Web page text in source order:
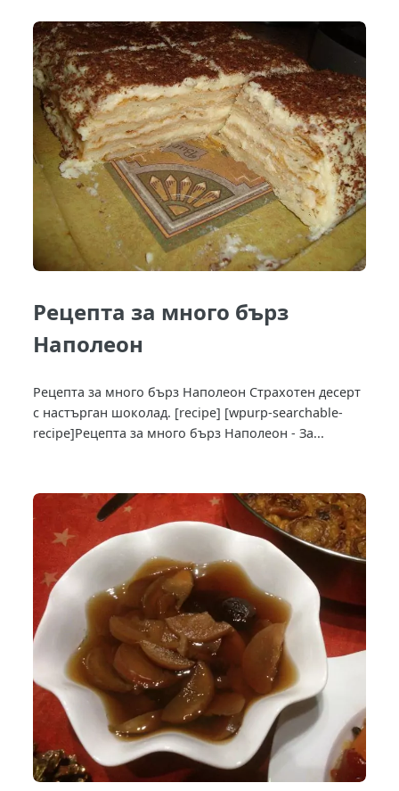
Рецепта за много бърз
Наполеон
Рецепта за много бърз Наполеон Страхотен десерт
с настърган шоколад. [recipe] [wpurp-searchable-
recipe]Рецепта за много бърз Наполеон - За...